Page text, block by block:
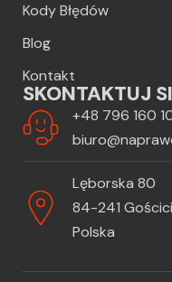
Kody Błędów
Blog
Kontakt
SKONTAKTUJ
+48 796 160
Lęborska 80
84-241
Polska